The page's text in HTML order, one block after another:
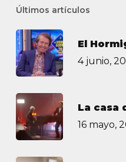
Últimos artículos
El
4 junio,
La casa
16 mayo,